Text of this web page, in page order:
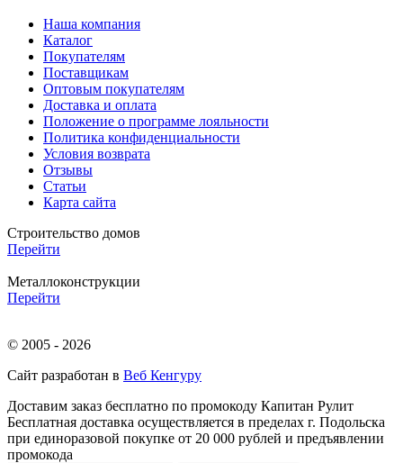
Наша компания
Каталог
Покупателям
Поставщикам
Оптовым покупателям
Доставка и оплата
Положение о программе лояльности
Политика конфиденциальности
Условия возврата
Отзывы
Статьи
Карта сайта
Строительство домов
Перейти
Металлоконструкции
Перейти
© 2005 - 2026
Сайт разработан в Веб Кенгуру
Доставим заказ бесплатно по промокоду Капитан Рулит
Бесплатная доставка осуществляется в пределах г. Подольска
при единоразовой покупке от 20 000 рублей и предъявлении
промокода